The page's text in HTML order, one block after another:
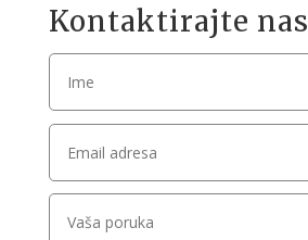
Kontaktirajte nas